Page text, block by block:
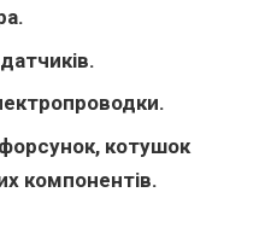
котушок
компонентів.